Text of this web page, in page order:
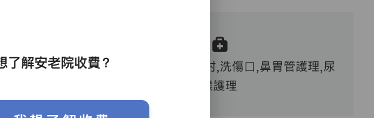
生命表徵、協
血糖測試,胰島素注射,洗傷口,鼻胃管護理,尿
喉護理
了解安老院收費？